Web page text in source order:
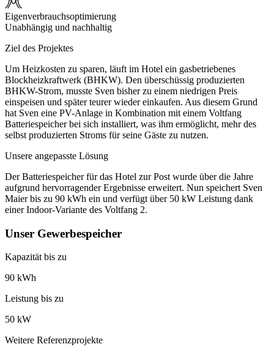
Eigenverbrauchsoptimierung
Unabhängig und nachhaltig
Ziel des Projektes
Um Heizkosten zu sparen, läuft im Hotel ein gasbetriebenes
Blockheizkraftwerk (BHKW). Den überschüssig produzierten
BHKW-Strom, musste Sven bisher zu einem niedrigen Preis
einspeisen und später teurer wieder einkaufen. Aus diesem Grund
hat Sven eine PV-Anlage in Kombination mit einem Voltfang
Batteriespeicher bei sich installiert, was ihm ermöglicht, mehr des
selbst produzierten Stroms für seine Gäste zu nutzen.
Unsere angepasste Lösung
Der Batteriespeicher für das Hotel zur Post wurde über die Jahre
aufgrund hervorragender Ergebnisse erweitert. Nun speichert Sven
Maier bis zu 90 kWh ein und verfügt über 50 kW Leistung dank
einer Indoor-Variante des Voltfang 2.
Unser Gewerbespeicher
Kapazität bis zu
90 kWh
Leistung bis zu
50 kW
Weitere Referenzprojekte